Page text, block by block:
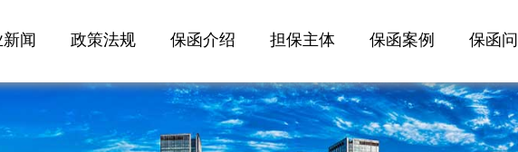
闻 政策法规 保函介绍 担保主体 保函案例 保函